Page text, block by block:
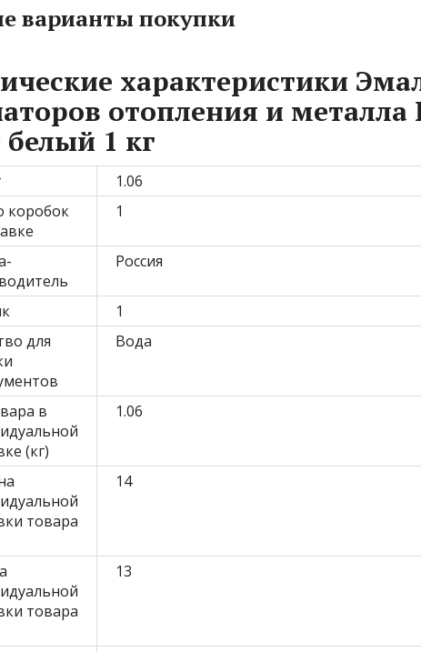
варианты покупки
характеристики
отопления и металла
белый 1 кг
1.06
коробок
1
Россия
1
для
Вода
в
(кг)
1.06
товара
14
товара
13